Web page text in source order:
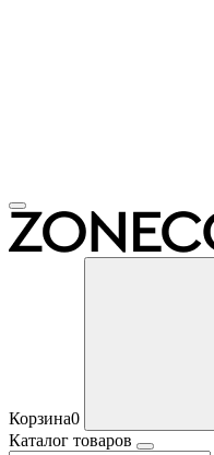
Корзина0
Каталог товаров